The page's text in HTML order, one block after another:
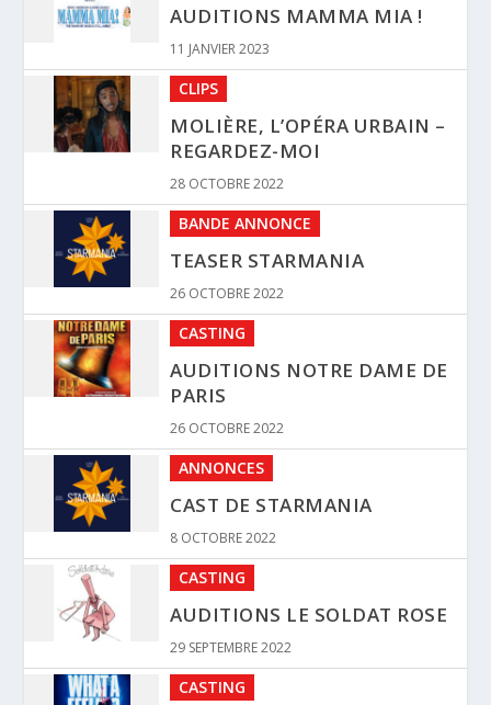
11 JANVIER 2023
CLIPS
MOLIÈRE, L’OPÉRA URBAIN –
REGARDEZ-MOI
28 OCTOBRE 2022
BANDE ANNONCE
TEASER STARMANIA
26 OCTOBRE 2022
CASTING
AUDITIONS NOTRE DAME DE
26 OCTOBRE 2022
ANNONCES
CAST DE STARMANIA
8 OCTOBRE 2022
CASTING
AUDITIONS LE SOLDAT ROSE
29 SEPTEMBRE 2022
CASTING
AUDITIONS FLASHDANCE